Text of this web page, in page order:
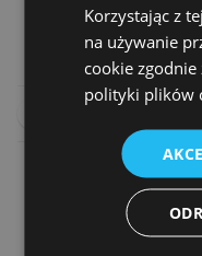
Korzystając z
na używanie
cookie
polityki plików